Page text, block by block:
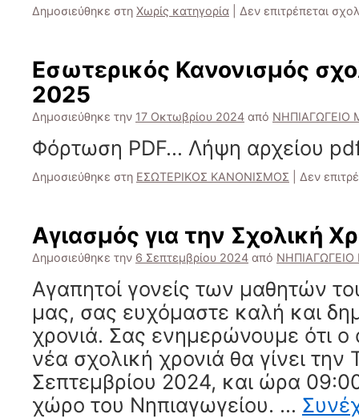
Δημοσιεύθηκε στη Χωρίς κατηγορία Δεν επιτρέπεται
Εσωτερικός Κανονισμός
2025
Δημοσιεύθηκε την 17 Οκτωβρίου 2024 από ΝΗΠΙΑΓΩΓΕΙΟ
Φόρτωση PDF… Λήψη αρχείου
Δημοσιεύθηκε στη ΕΣΩΤΕΡΙΚΟΣ ΚΑΝΟΝΙΣΜΟΣ Δεν
Αγιασμός για την Σχολική
Δημοσιεύθηκε την 6 Σεπτεμβρίου 2024 από
Αγαπητοί γονείς των μαθητών
μας, σας ευχόμαστε καλή και
χρονιά. Σας ενημερώνουμε ότι ο
νέα σχολική χρονιά θα γίνει την
Σεπτεμβρίου 2024, και ώρα
χώρο του Νηπιαγωγείου. …